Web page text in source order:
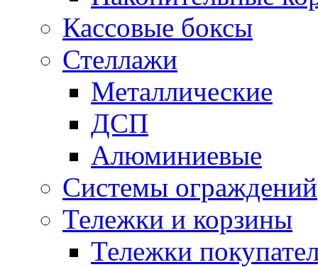
Кассовые боксы
Стеллажи
Металлические
ДСП
Алюминиевые
Системы ограждений
Тележки и корзины
Тележки